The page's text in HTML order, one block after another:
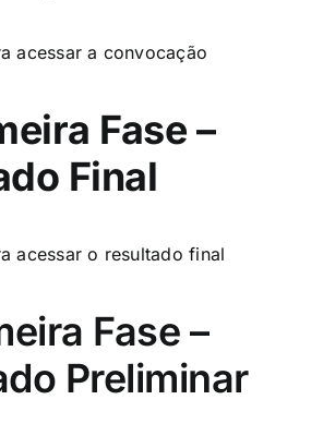
acessar a convocação
Fase –
Final
acessar o resultado final
Fase –
Preliminar